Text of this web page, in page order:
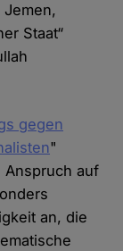
Staat“
gegen
"
auf
an, die